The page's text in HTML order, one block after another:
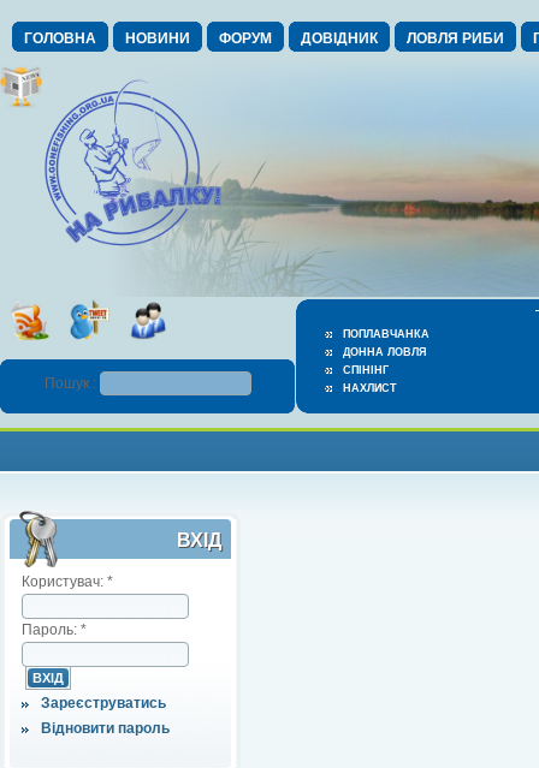
ГОЛОВНА НОВИНИ ФОРУМ ДОВІДНИК ЛОВЛЯ РИБИ
ПОПЛАВЧАНКА
ДОННА ЛОВЛЯ
СПІНІНГ
НАХЛИСТ
Пошук :
ВХІД
Користувач: *
Пароль: *
Зареєструватись
Відновити пароль